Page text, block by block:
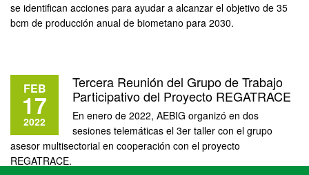
se identifican acciones para ayudar a alcanzar el objetivo de 35
bcm de producción anual de biometano para 2030.
FEB
17
2022
Tercera Reunión del Grupo de Trabajo
Participativo del Proyecto REGATRACE
En enero de 2022, AEBIG organizó en dos
sesiones telemáticas el 3er taller con el grupo
asesor multisectorial en cooperación con el proyecto
REGATRACE.